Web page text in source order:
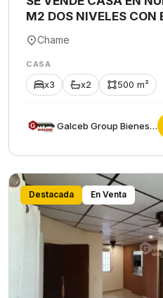
M2 DOS NIVELES CON
Chame
CASA
x3 x2 500 m²
Galceb Group Bienes Raices
Destacada En Venta